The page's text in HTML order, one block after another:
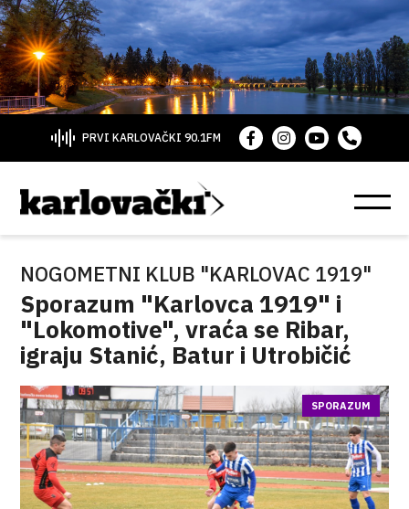
PRVI KARLOVAČKI 90.1FM
NOGOMETNI KLUB "KARLOVAC 1919"
Sporazum "Karlovca 1919" i
"Lokomotive", vraća se Ribar,
igraju Stanić, Batur i Utrobičić
SPORAZUM